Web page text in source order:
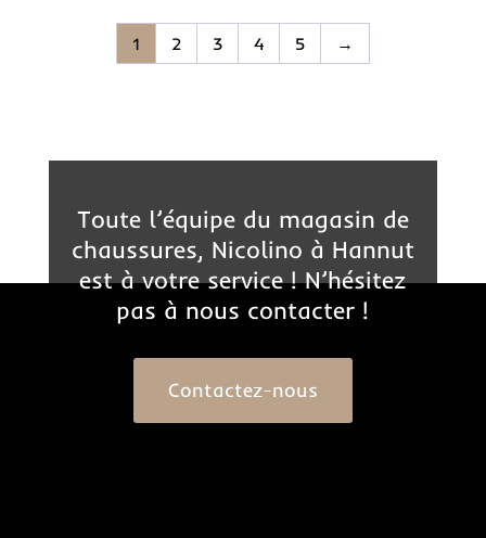
1 2 3 4 5 →
Toute l’équipe du magasin de
chaussures, Nicolino à Hannut
est à votre service ! N’hésitez
pas à nous contacter !
Contactez-nous